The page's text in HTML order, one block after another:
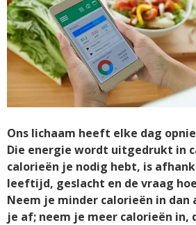
Ons lichaam heeft elke dag
Die energie wordt uitgedrukt in
calorieën je nodig hebt, is
leeftijd, geslacht en de vraag
Neem je minder calorieën in dan
je af; neem je meer calorieën in,